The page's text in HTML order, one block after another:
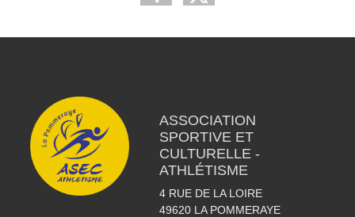
ASSOCIATION
SPORTIVE ET
CULTURELLE -
ATHLÉTISME
4 RUE DE LA LOIRE
49620 LA POMMERAYE